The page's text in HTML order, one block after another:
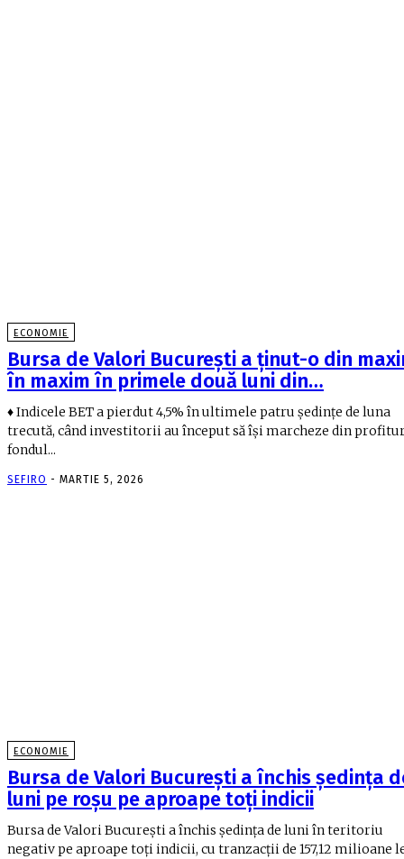
ECONOMIE
Bursa de Valori Bucureşti a ţinut-o din
în maxim în primele două luni din…
♦ Indicele BET a pierdut 4,5% în ultimele patru şedinţe de luna
trecută, când investitorii au început să îşi marcheze din
fondul...
SEFIRO - MARTIE 5, 2026
ECONOMIE
Bursa de Valori Bucureşti a închis şedinţa
luni pe roşu pe aproape toți indicii
Bursa de Valori București a închis ședința de luni în teritoriu
negativ pe aproape toți indicii, cu tranzacții de 157,12 milioane